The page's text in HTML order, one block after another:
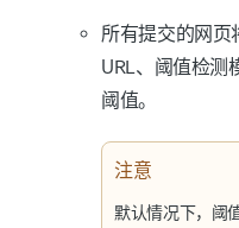
所有提交的网页
URL、阈值检测
阈值。
注意
默认情况下，阈